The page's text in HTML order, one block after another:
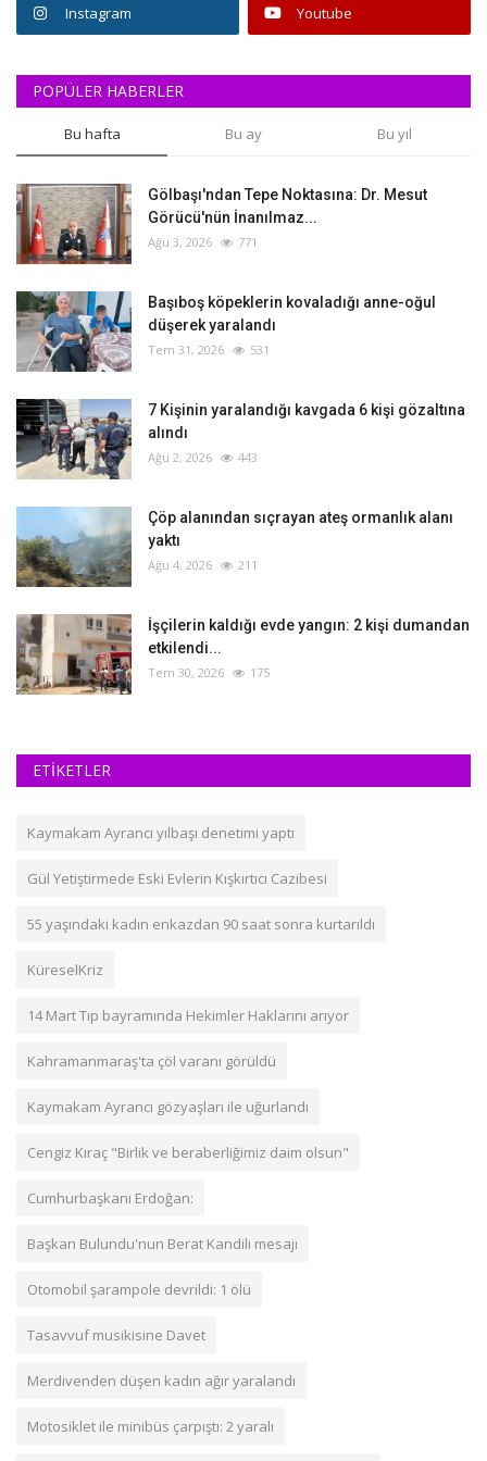
Instagram Youtube
POPÜLER HABERLER
Bu hafta Bu ay Bu yıl
Gölbaşı'ndan Tepe Noktasına: Dr. Mesut
Görücü'nün İnanılmaz...
Ağu 3, 2026 771
Başıboş köpeklerin kovaladığı anne-oğul
düşerek yaralandı
Tem 31, 2026 531
‎7 Kişinin yaralandığı kavgada 6 kişi gözaltına
alındı
Ağu 2, 2026 443
Çöp alanından sıçrayan ateş ormanlık alanı
yaktı
Ağu 4, 2026 211
İşçilerin kaldığı evde yangın: 2 kişi dumandan
etkilendi...
Tem 30, 2026 175
ETİKETLER
Kaymakam Ayrancı yılbaşı denetimi yaptı
Gül Yetiştirmede Eski Evlerin Kışkırtıcı Cazibesi
55 yaşındaki kadın enkazdan 90 saat sonra kurtarıldı
KüreselKriz
14 Mart Tıp bayramında Hekimler Haklarını arıyor
Kahramanmaraş'ta çöl varanı görüldü
Kaymakam Ayrancı gözyaşları ile uğurlandı
Cengiz Kıraç "Birlik ve beraberliğimiz daim olsun"
Cumhurbaşkanı Erdoğan:
Başkan Bulundu'nun Berat Kandili mesajı
Otomobil şarampole devrildi: 1 ölü
Tasavvuf musikisine Davet
Merdivenden düşen kadın ağır yaralandı
Motosiklet ile minibüs çarpıştı: 2 yaralı